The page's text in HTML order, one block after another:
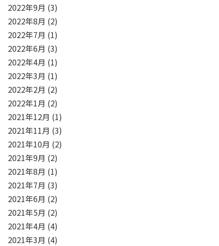
2022年9月 (3)
2022年8月 (2)
2022年7月 (1)
2022年6月 (3)
2022年4月 (1)
2022年3月 (1)
2022年2月 (2)
2022年1月 (2)
2021年12月 (1)
2021年11月 (3)
2021年10月 (2)
2021年9月 (2)
2021年8月 (1)
2021年7月 (3)
2021年6月 (2)
2021年5月 (2)
2021年4月 (4)
2021年3月 (4)